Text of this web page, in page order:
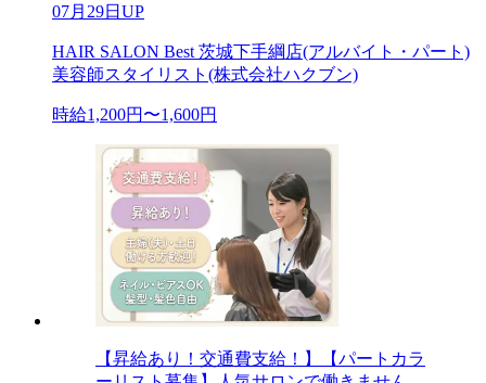
07月29日UP
HAIR SALON Best 茨城下手綱店(アルバイト・パート)
美容師スタイリスト(株式会社ハクブン)
時給1,200円〜1,600円
【昇給あり！交通費支給！】【パートカラ